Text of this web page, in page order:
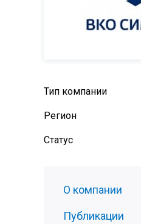
Тип компании
Регион
Статус
О компании
Публикации